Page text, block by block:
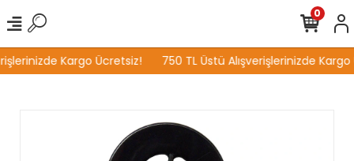
Kargo Ücretsiz! 750 TL Üstü Alışverişlerinizde Kargo
0